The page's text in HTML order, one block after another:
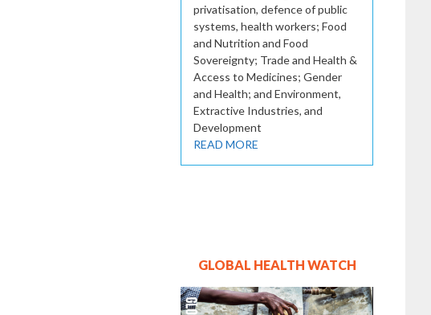
privatisation, defence of public
systems, health workers; Food
and Nutrition and Food
Sovereignty; Trade and Health &
Access to Medicines; Gender
and Health; and Environment,
Extractive Industries, and
Development
READ MORE
GLOBAL HEALTH WATCH